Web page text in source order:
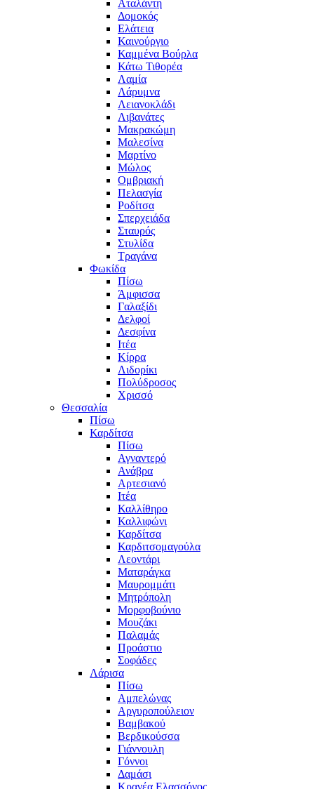
Αταλάντη
Δομοκός
Ελάτεια
Καινούργιο
Καμμένα Βούρλα
Κάτω Τιθορέα
Λαμία
Λάρυμνα
Λειανοκλάδι
Λιβανάτες
Μακρακώμη
Μαλεσίνα
Μαρτίνο
Μώλος
Ομβριακή
Πελασγία
Ροδίτσα
Σπερχειάδα
Σταυρός
Στυλίδα
Τραγάνα
Φωκίδα
Πίσω
Άμφισσα
Γαλαξίδι
Δελφοί
Δεσφίνα
Ιτέα
Κίρρα
Λιδορίκι
Πολύδροσος
Χρισσό
Θεσσαλία
Πίσω
Καρδίτσα
Πίσω
Αγναντερό
Ανάβρα
Αρτεσιανό
Ιτέα
Καλλίθηρο
Καλλιφώνι
Καρδίτσα
Καρδιτσομαγούλα
Λεοντάρι
Ματαράγκα
Μαυρομμάτι
Μητρόπολη
Μορφοβούνιο
Μουζάκι
Παλαμάς
Προάστιο
Σοφάδες
Λάρισα
Πίσω
Αμπελώνας
Αργυροπούλειον
Βαμβακού
Βερδικούσσα
Γιάννουλη
Γόννοι
Δαμάσι
Κρανέα Ελασσόνος